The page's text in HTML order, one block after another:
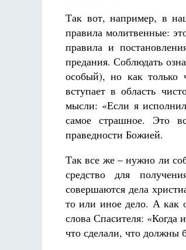
Так вот, например, в
правила молитвенные:
правила и
предания. Соблюдать
особый), но как только
вступает в область
мысли: «Если я
самое страшное. Это
праведности Божией.
Так все же – нужно ли
средство для
совершаются дела
то или иное дело. А как
слова Спасителя: «Когда
что сделали, что должны